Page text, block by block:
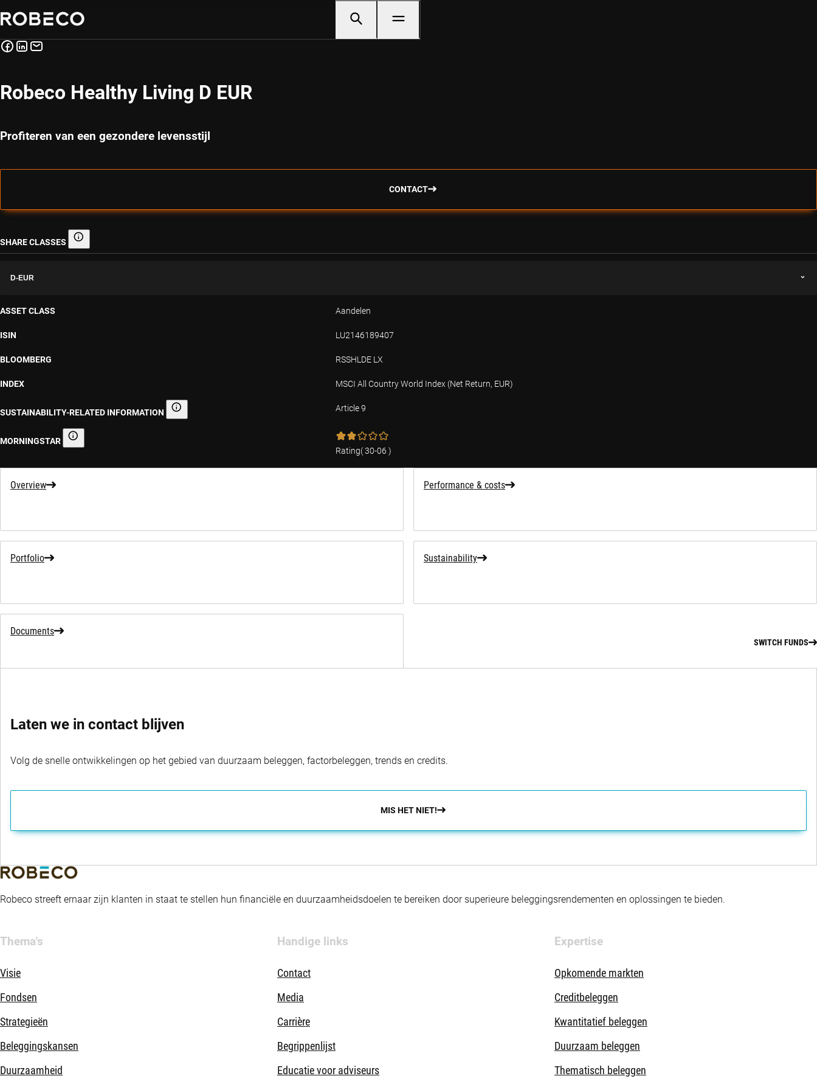
Robeco Healthy Living D EUR
Profiteren van een gezondere levensstijl
CONTACT
SHARE CLASSES Share classes
D-EUR
ASSET CLASS Aandelen
ISIN LU2146189407
BLOOMBERG RSSHLDE LX
INDEX MSCI All Country World Index (Net Return, EUR)
SUSTAINABILITY-RELATED INFORMATION Sustainability-related information Article 9
MORNINGSTAR Morningstar
Rating(30-06 )
Overview Performance & costs
Portfolio Sustainability
Documents
SWITCH FUNDS
Laten we in contact blijven
Volg de snelle ontwikkelingen op het gebied van duurzaam beleggen, factorbeleggen, trends en credits.
MIS HET NIET!
Robeco streeft ernaar zijn klanten in staat te stellen hun financiële en duurzaamheidsdoelen te bereiken door superieure beleggingsrendementen en oplossingen te bieden.
Thema's
Visie
Fondsen
Strategieën
Beleggingskansen
Duurzaamheid
Handige links
Contact
Media
Carrière
Begrippenlijst
Educatie voor adviseurs
Expertise
Opkomende markten
Creditbeleggen
Kwantitatief beleggen
Duurzaam beleggen
Thematisch beleggen